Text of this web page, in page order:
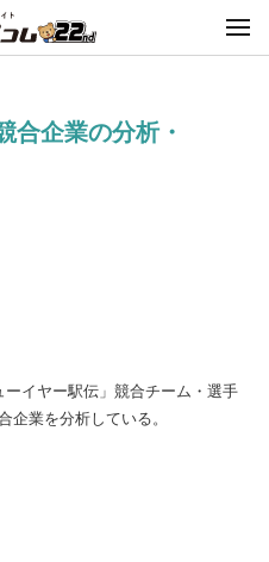
合企業の分析・
イヤー駅伝」競合チーム・選手
企業を分析している。